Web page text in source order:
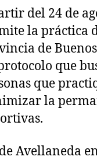
del 24 de
la práctica
de
que
que
la
Avellaneda